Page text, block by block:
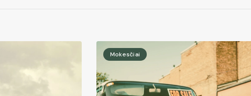
Mokesčiai